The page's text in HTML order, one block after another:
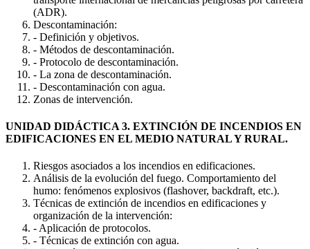
(ADR).
Descontaminación:
- Definición y objetivos.
- Métodos de descontaminación.
- Protocolo de descontaminación.
- La zona de descontaminación.
- Descontaminación con agua.
Zonas de intervención.
UNIDAD DIDÁCTICA 3. EXTINCIÓN DE INCENDIOS EN
EDIFICACIONES EN EL MEDIO NATURAL Y RURAL.
Riesgos asociados a los incendios en edificaciones.
Análisis de la evolución del fuego. Comportamiento del
humo: fenómenos explosivos (flashover, backdraft, etc.).
Técnicas de extinción de incendios en edificaciones y
organización de la intervención:
- Aplicación de protocolos.
- Técnicas de extinción con agua.